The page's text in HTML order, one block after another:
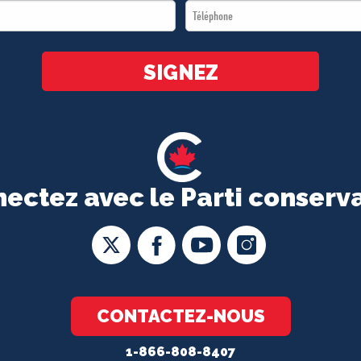
avec le Parti
CONTACTEZ-NOUS
1-866-808-8407
Téléphone
*
SIGNEZ